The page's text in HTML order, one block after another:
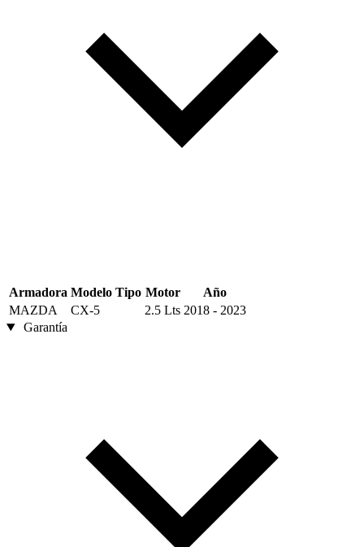
Armadora Modelo Tipo Motor
Año
MAZDA
CX-5 2.5 Lts 2018 - 2023
Garantía